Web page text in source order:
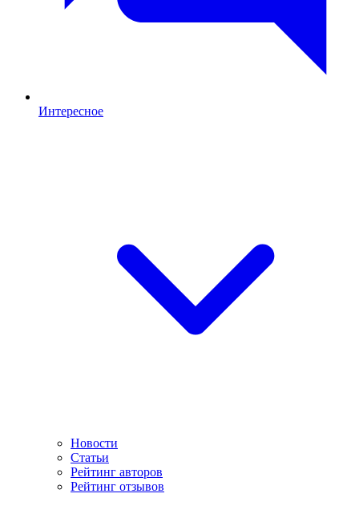
Интересное
Новости
Статьи
Рейтинг авторов
Рейтинг отзывов